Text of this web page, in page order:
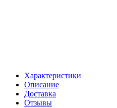
Характеристики
Описание
Доставка
Отзывы